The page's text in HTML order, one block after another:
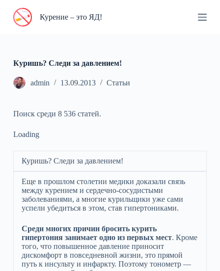
П
и
Курение – это ЯД!
Куришь? Следи за давлением!
admin 13.09.2013 Статьи
Поиск среди 8 536 статей.
Loading
Куришь? Следи за давлением!
Еще в прошлом столетии медики доказали связь
между курением и сердечно-сосудистыми
заболеваниями, а многие курильщики уже сами
успели убедиться в этом, став гипертониками.
Среди многих причин бросить курить
гипертония занимает одно из первых мест. Кроме
того, что повышенное давление приносит
дискомфорт в повседневной жизни, это прямой
путь к инсульту и инфаркту. Поэтому тонометр —